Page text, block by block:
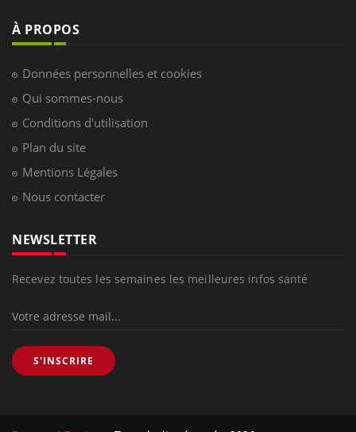
À PROPOS
Données personnelles et cookies
Qui sommes-nous
Conditions d'utilisation
Plan du site
Mentions Légales
Nous contacter
NEWSLETTER
Recevez toutes les semaines les meilleures infos santé
S'INSCRIRE